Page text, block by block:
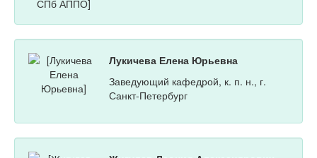
Лукичева Елена Юрьевна
Заведующий кафедрой, к. п. н., г.
Санкт-Петербург